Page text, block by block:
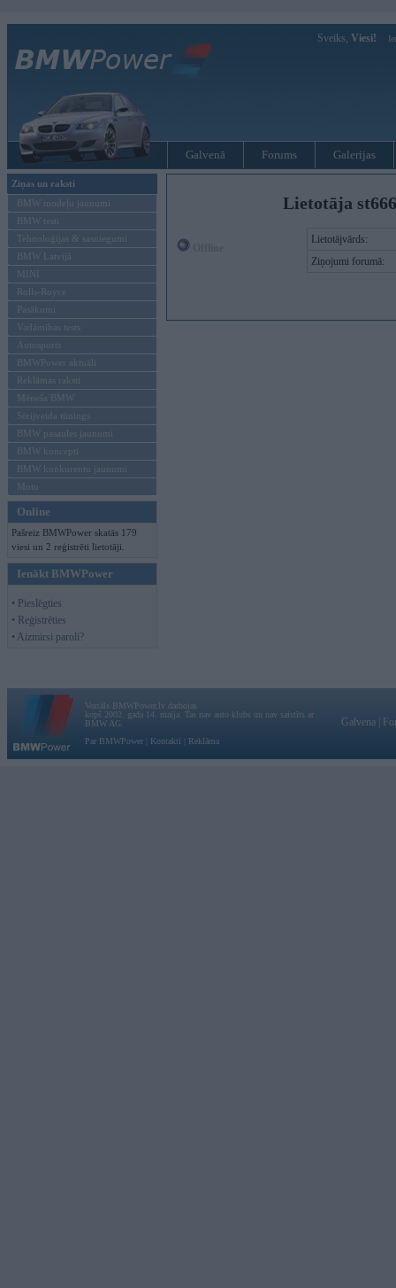
Sveiks, Viesi!
Galvenā Forums Galerijas
Ziņas un raksti
BMW modeļu jaunumi
BMW testi
Tehnoloģijas & sasniegumi
BMW Latvijā
MINI
Rolls-Royce
Pasākumi
Vadāmības tests
Autosports
BMWPower aktuāli
Reklāmas raksti
Mēneša BMW
Sērijveida tūnings
BMW pasaules jaunumi
BMW koncepti
BMW konkurentu jaunumi
Moto
Online
Pašreiz BMWPower skatās 179
viesi un 2 reģistrēti lietotāji.
Ienākt BMWPower
• Pieslēgties
• Reģistrēties
• Aizmirsi paroli?
Lietotāja
Lietotājvārds:
Ziņojumi forumā:
Vortāls BMWPower.lv darbojas
kopš 2002. gada 14. maija. Tas nav auto klubs un nav saistīts ar
BMW AG.
Par BMWPower
Kontakti Reklāma
Galvena